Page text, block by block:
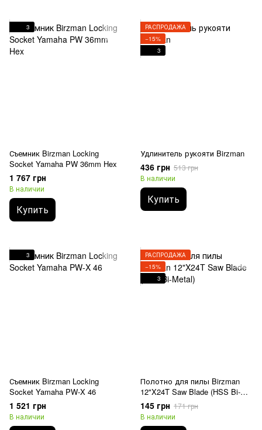
3
Съемник Birzman Locking
Socket Yamaha PW 36mm Hex
1 767 грн
В наличии
Купить
РАСПРОДАЖА
−15%
3
Удлинитель рукояти Birzman
436 грн 513 грн
В наличии
Купить
3
Съемник Birzman Locking
Socket Yamaha PW-X 46
1 521 грн
В наличии
РАСПРОДАЖА
−15%
3
Полотно для пилы Birzman
12"X24T Saw Blade (HSS Bi-
Metal)
145 грн 171 грн
В наличии